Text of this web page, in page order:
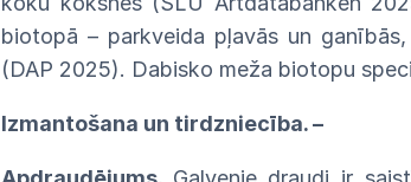
biotopā – parkveida pļavās un
(DAP 2025). Dabisko meža biotopu
Izmantošana un tirdzniecība. –